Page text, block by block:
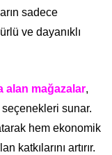
sadece
ve dayanıklı
alan mağazalar,
sunar.
hem ekonomik
katkılarını artırır.